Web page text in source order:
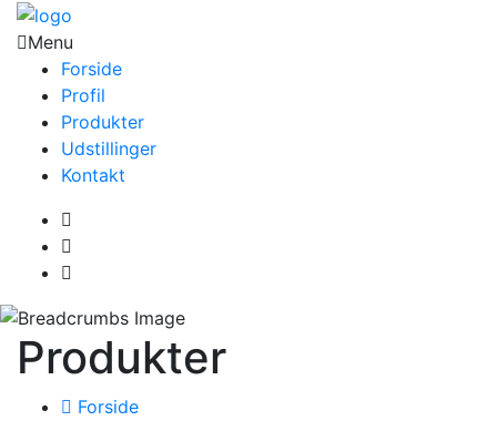
Menu
Forside
Profil
Produkter
Udstillinger
Kontakt
Produkter
Forside